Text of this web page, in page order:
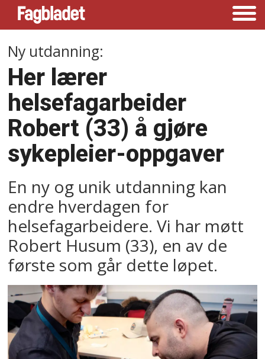
Ny utdanning:
Her lærer
helsefagarbeider
Robert (33) å gjøre
sykepleier-oppgaver
En ny og unik utdanning kan
endre hverdagen for
helsefagarbeidere. Vi har møtt
Robert Husum (33), en av de
første som går dette løpet.